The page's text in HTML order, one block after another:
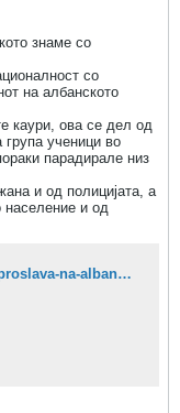
знаме со
со
на албанското
каури, ова се дел од
група ученици во
парадирале низ
и од полицијата, а
население и од
http://bukvar.mk/news/proslava-na-albanskoto-zname-vo-struga-ova-ne-e-makedonija-ova-e-kosovo?newsid=5NWm